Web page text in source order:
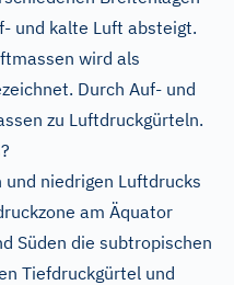
und kalte Luft absteigt.
wird als
Durch Auf- und
zu Luftdruckgürteln.
und niedrigen Luftdrucks
am Äquator
Süden die subtropischen
Tiefdruckgürtel und